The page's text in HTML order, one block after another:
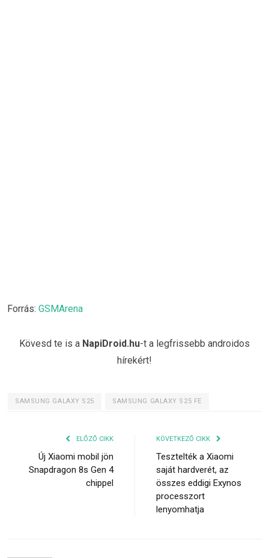
Forrás: GSMArena
Kövesd te is a NapiDroid.hu-t a legfrissebb androidos
hírekért!
SAMSUNG GALAXY S25 SAMSUNG GALAXY S25 FE
ELŐZŐ CIKK
Új Xiaomi mobil jön
Snapdragon 8s Gen 4
chippel
KÖVETKEZŐ CIKK
Tesztelték a Xiaomi
saját hardverét, az
összes eddigi Exynos
processzort
lenyomhatja